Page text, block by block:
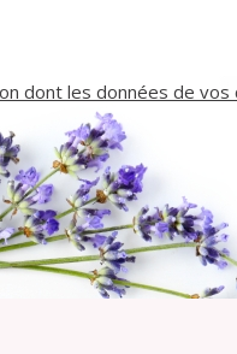
dont les données de